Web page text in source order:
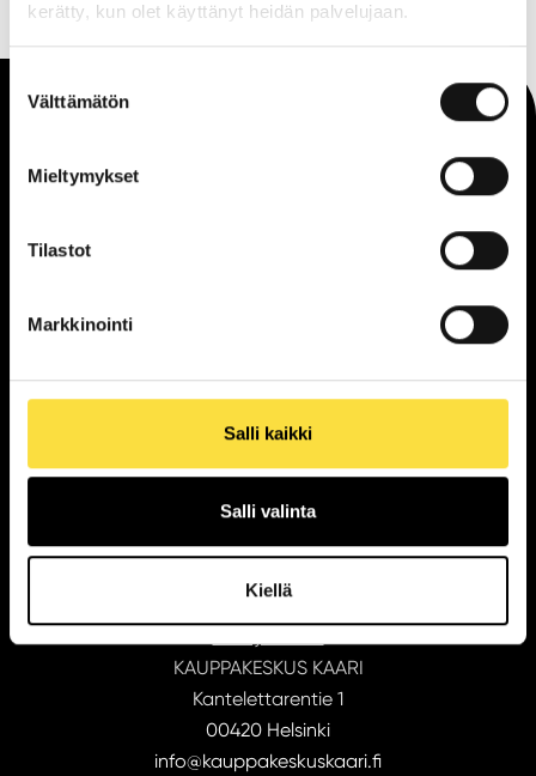
kerätty, kun olet käyttänyt heidän palvelujaan.
valinta
Välttämätön
Mieltymykset
Tilastot
Markkinointi
Salli kaikki
Salli valinta
Kiellä
Saapuminen
Tilaa uutiskirje
Liikkeet ja palvelut
Kahvilat ja ravintolat
Tarjoukset
Aukioloajat
KAUPPAKESKUS KAARI
Kantelettarentie 1
00420 Helsinki
info@kauppakeskuskaari.fi